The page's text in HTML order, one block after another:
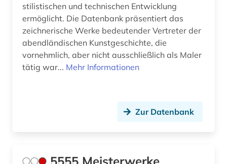
edward sylvester morse (1)
egon (1)
einblattholzschnitt (1)
el (1)
elektronische bibliothek (4)
elektronische kunst (1)
stilistischen und technischen Entwicklung
ermöglicht. Die Datenbank präsentiert das
zeichnerische Werke bedeutender Vertreter der
abendländischen Kunstgeschichte, die
vornehmlich, aber nicht ausschließlich als Maler
tätig war... Mehr Informationen
Zur Datenbank